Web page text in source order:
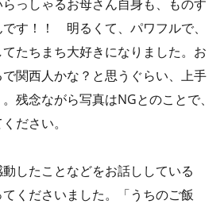
っしゃるお母さん自身も、ものす
す！！ 明るくて、パワフルで、
たちまち大好きになりました。お
関西人かな？と思うぐらい、上手
残念ながら写真はNGとのことで、
ださい。
したことなどをお話ししている
くださいました。「うちのご飯